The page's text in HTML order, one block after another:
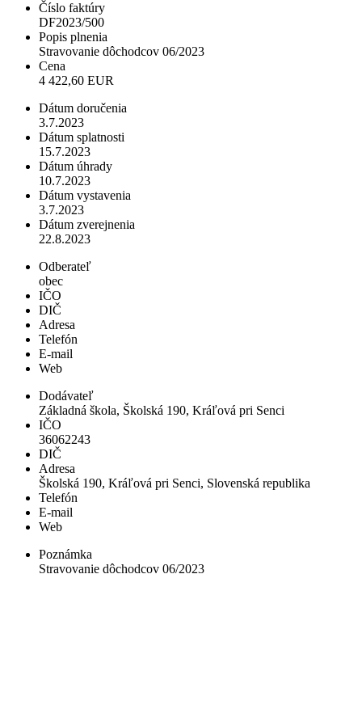
Číslo faktúry
DF2023/500
Popis plnenia
Stravovanie dôchodcov 06/2023
Cena
4 422,60 EUR
Dátum doručenia
3.7.2023
Dátum splatnosti
15.7.2023
Dátum úhrady
10.7.2023
Dátum vystavenia
3.7.2023
Dátum zverejnenia
22.8.2023
Odberateľ
obec
IČO
DIČ
Adresa
Telefón
E-mail
Web
Dodávateľ
Základná škola, Školská 190, Kráľová pri Senci
IČO
36062243
DIČ
Adresa
Školská 190, Kráľová pri Senci, Slovenská republika
Telefón
E-mail
Web
Poznámka
Stravovanie dôchodcov 06/2023